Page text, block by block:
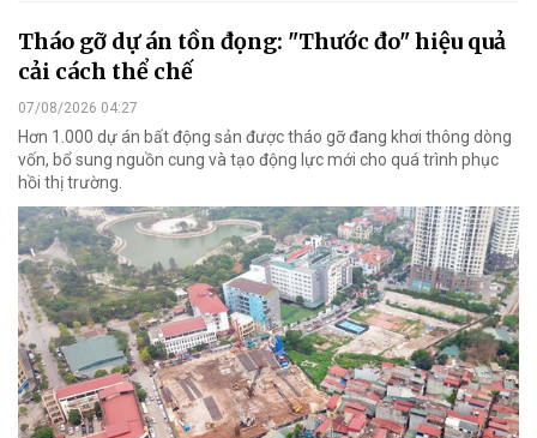
Tháo gỡ dự án tồn đọng: "Thước đo" hiệu quả
cải cách thể chế
07/08/2026 04:27
Hơn 1.000 dự án bất động sản được tháo gỡ đang khơi thông dòng
vốn, bổ sung nguồn cung và tạo động lực mới cho quá trình phục
hồi thị trường.